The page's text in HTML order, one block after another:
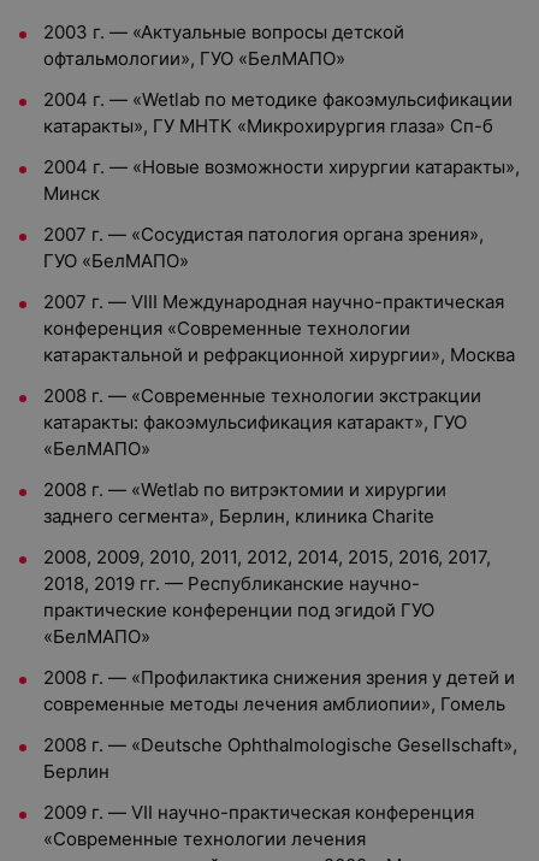
2003 г. — «Актуальные вопросы детской
офтальмологии», ГУО «БелМАПО»
2004 г. — «Wetlab по методике факоэмульсификации
катаракты», ГУ МНТК «Микрохирургия глаза» Сп-б
2004 г. — «Новые возможности хирургии катаракты»,
Минск
2007 г. — «Сосудистая патология органа зрения»,
ГУО «БелМАПО»
2007 г. — VIII Международная научно-практическая
конференция «Современные технологии
катарактальной и рефракционной хирургии», Москва
2008 г. — «Современные технологии экстракции
катаракты: факоэмульсификация катаракт», ГУО
«БелМАПО»
2008 г. — «Wetlab по витрэктомии и хирургии
заднего сегмента», Берлин, клиника Charite
2008, 2009, 2010, 2011, 2012, 2014, 2015, 2016, 2017,
2018, 2019 гг. — Республиканские научно-
практические конференции под эгидой ГУО
«БелМАПО»
2008 г. — «Профилактика снижения зрения у детей и
современные методы лечения амблиопии», Гомель
2008 г. — «Deutsche Ophthalmologische Gesellschaft»,
Берлин
2009 г. — VII научно-практическая конференция
«Современные технологии лечения